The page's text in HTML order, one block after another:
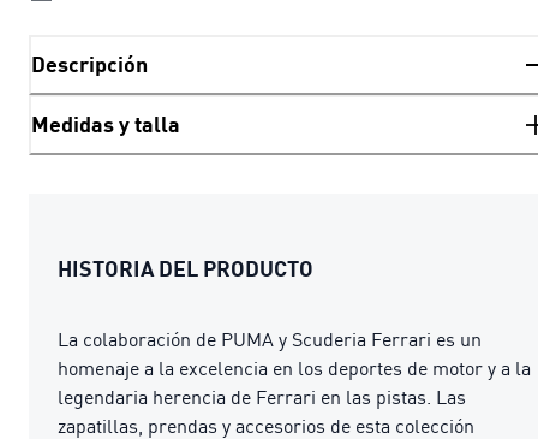
Descripción
Medidas y talla
HISTORIA DEL PRODUCTO
La colaboración de PUMA y Scuderia Ferrari es un
homenaje a la excelencia en los deportes de motor y a la
legendaria herencia de Ferrari en las pistas. Las
zapatillas, prendas y accesorios de esta colección